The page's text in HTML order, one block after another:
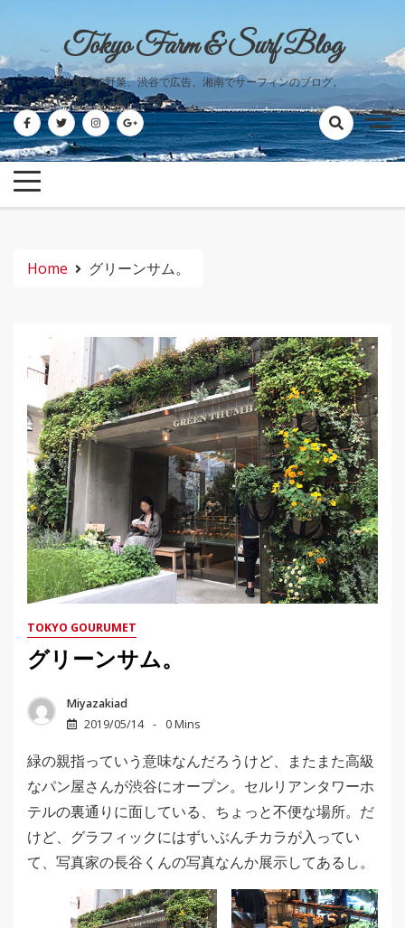
content
Tokyo Farm & Surf Blog
世田谷で野菜、渋谷で広告、湘南でサーフィンのブログ。
Home グリーンサム。
TOKYO GOURUMET
グリーンサム。
Miyazakiad
2019/05/14
0 Mins
緑の親指っていう意味なんだろうけど、またまた高級
なパン屋さんが渋谷にオープン。セルリアンタワーホ
テルの裏通りに面している、ちょっと不便な場所。だ
けど、グラフィックにはずいぶんチカラが入ってい
て、写真家の長谷くんの写真なんか展示してあるし。